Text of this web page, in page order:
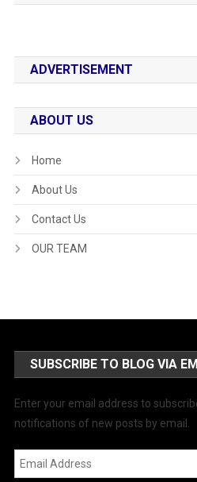
ADVERTISEMENT
ABOUT US
Home
About Us
Contact Us
OUR TEAM
SUBSCRIBE TO BLOG VIA
Enter your email address to
notifications of new posts by email.
Email
Address